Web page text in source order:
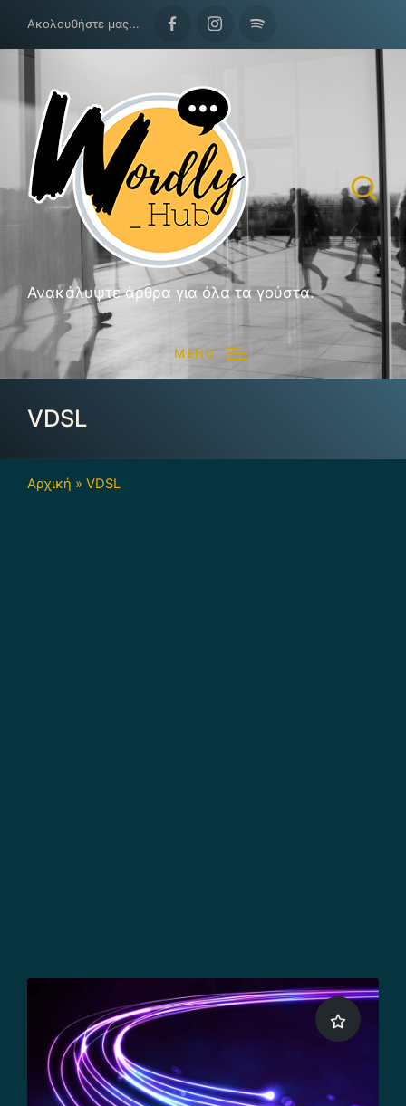
Ακολουθήστε μας...
FacebookInstagramSpotify
Ανακάλυψτε άρθρα για όλα τα γούστα.
MENU
VDSL
Αρχική » VDSL